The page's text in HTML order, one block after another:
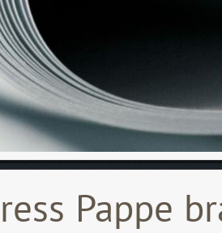
Pappe